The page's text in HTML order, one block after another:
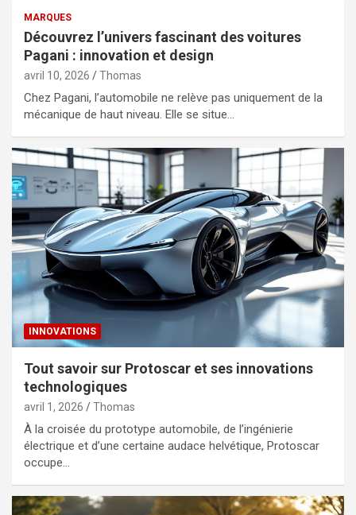
MARQUES
Découvrez l’univers fascinant des voitures
Pagani : innovation et design
avril 10, 2026 Thomas
Chez Pagani, l’automobile ne relève pas uniquement de la
mécanique de haut niveau. Elle se situe…
INNOVATIONS
Tout savoir sur Protoscar et ses innovations
technologiques
avril 1, 2026 Thomas
À la croisée du prototype automobile, de l’ingénierie
électrique et d’une certaine audace helvétique, Protoscar
occupe…